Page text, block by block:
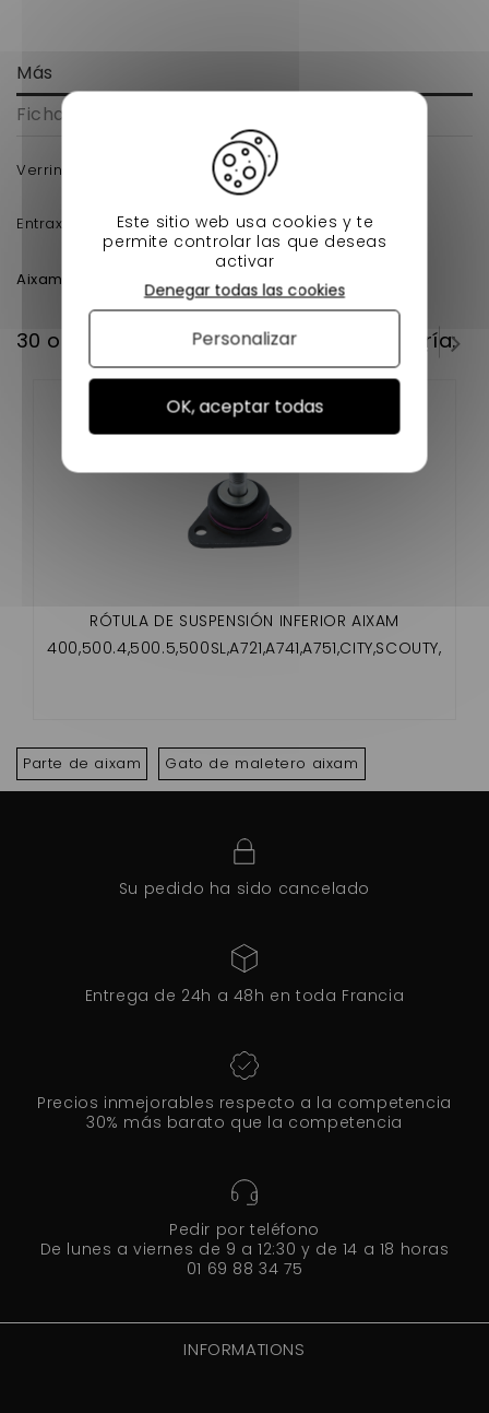
Más
Ficha técnica
Verrin de coffre aixam 500.4,500.5longueur 405mm
Entraxe: 405mm Course: 160mm
Aixam
Aixam 400.4 - VLGE34VBA
Aixam 500.5 - VLGF45VBA
Aixam 500.4 - VLGE44VBA
30 otros productos en la misma categoría:
RÓTULA DE SUSPENSIÓN INFERIOR AIXAM
400,500.4,500.5,500SL,A721,A741,A751,CITY,SCOUTY,
Parte de aixam Gato de maletero aixam
Su pedido ha sido cancelado
Entrega de 24h a 48h en toda Francia
Precios inmejorables respecto a la competencia
30% más barato que la competencia
Pedir por teléfono
De lunes a viernes de 9 a 12:30 y de 14 a 18 horas
01 69 88 34 75
INFORMATIONS
Este sitio web usa cookies y te
permite controlar las que deseas
activar
OK, aceptar todas
Denegar todas las cookies
Personalizar